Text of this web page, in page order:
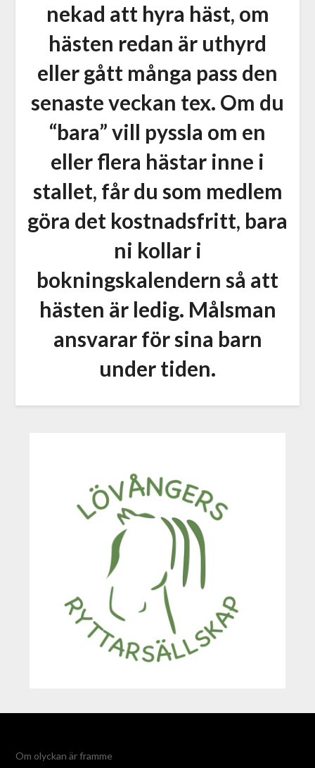
nekad att hyra häst, om
hästen redan är uthyrd
eller gått många pass den
senaste veckan tex. Om du
“bara” vill pyssla om en
eller flera hästar inne i
stallet, får du som medlem
göra det kostnadsfritt, bara
ni kollar i
bokningskalendern så att
hästen är ledig. Målsman
ansvarar för sina barn
under tiden.
Om olyckan är framme